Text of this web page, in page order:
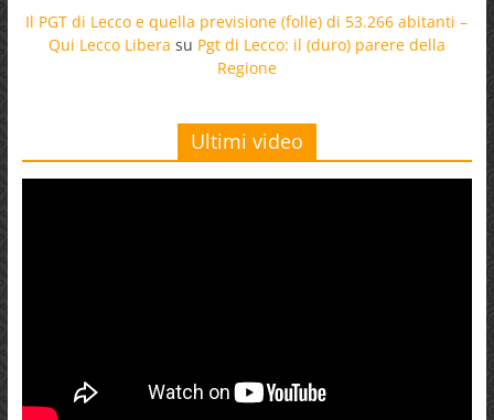
Il PGT di Lecco e quella previsione (folle) di 53.266 abitanti –
Qui Lecco Libera su Pgt di Lecco: il (duro) parere della
Regione
Ultimi video